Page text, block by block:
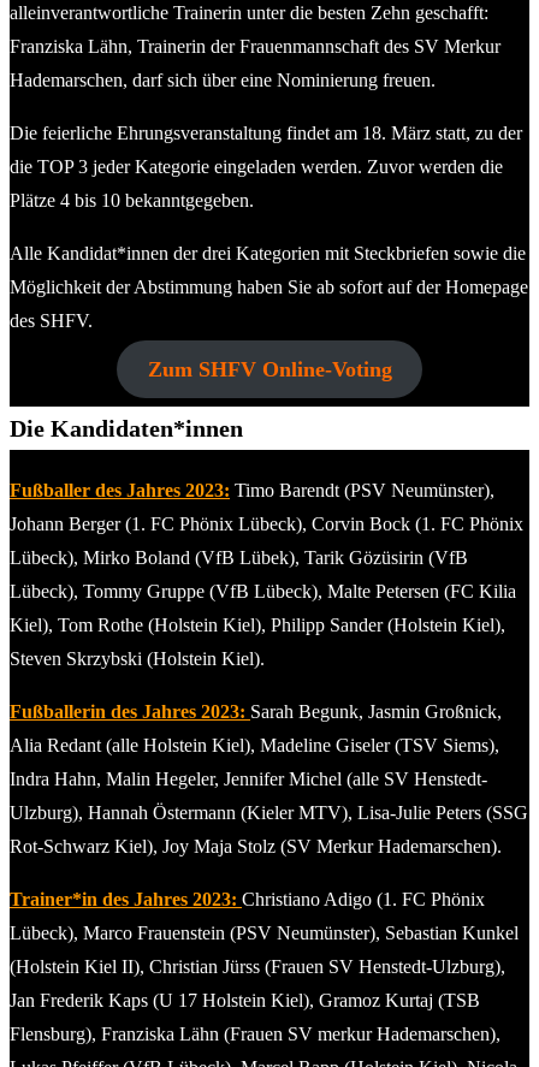
alleinverantwortliche Trainerin unter die besten Zehn geschafft:
Franziska Lähn, Trainerin der Frauenmannschaft des SV Merkur
Hademarschen, darf sich über eine Nominierung freuen.
Die feierliche Ehrungsveranstaltung findet am 18. März statt, zu der
die TOP 3 jeder Kategorie eingeladen werden. Zuvor werden die
Plätze 4 bis 10 bekanntgegeben.
Alle Kandidat*innen der drei Kategorien mit Steckbriefen sowie die
Möglichkeit der Abstimmung haben Sie ab sofort auf der Homepage
des SHFV.
Zum SHFV Online-Voting
Die Kandidaten*innen
Fußballer des Jahres 2023: Timo Barendt (PSV Neumünster),
Johann Berger (1. FC Phönix Lübeck), Corvin Bock (1. FC Phönix
Lübeck), Mirko Boland (VfB Lübek), Tarik Gözüsirin (VfB
Lübeck), Tommy Gruppe (VfB Lübeck), Malte Petersen (FC Kilia
Kiel), Tom Rothe (Holstein Kiel), Philipp Sander (Holstein Kiel),
Steven Skrzybski (Holstein Kiel).
Fußballerin des Jahres 2023: Sarah Begunk, Jasmin Großnick,
Alia Redant (alle Holstein Kiel), Madeline Giseler (TSV Siems),
Indra Hahn, Malin Hegeler, Jennifer Michel (alle SV Henstedt-
Ulzburg), Hannah Östermann (Kieler MTV), Lisa-Julie Peters (SSG
Rot-Schwarz Kiel), Joy Maja Stolz (SV Merkur Hademarschen).
Trainer*in des Jahres 2023: Christiano Adigo (1. FC Phönix
Lübeck), Marco Frauenstein (PSV Neumünster), Sebastian Kunkel
(Holstein Kiel II), Christian Jürss (Frauen SV Henstedt-Ulzburg),
Jan Frederik Kaps (U 17 Holstein Kiel), Gramoz Kurtaj (TSB
Flensburg), Franziska Lähn (Frauen SV merkur Hademarschen),